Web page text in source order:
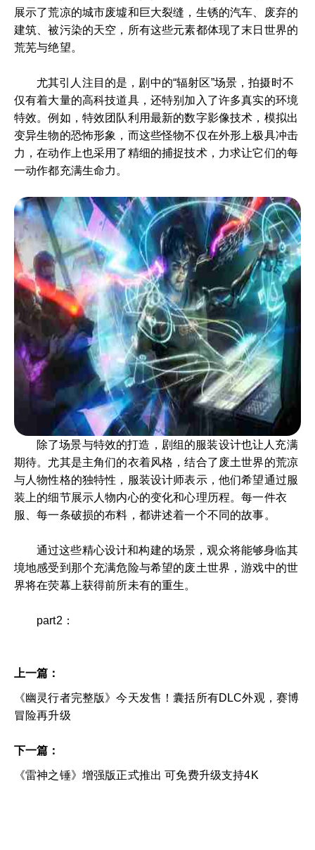
展示了荒凉的城市废墟和巨大裂缝，生锈的汽车、废弃的
建筑、被污染的天空，所有这些元素都体现了末日世界的
荒芜与绝望。
尤其引人注目的是，剧中的“辐射区”场景，拍摄时不
仅有着大量的高科技道具，还特别加入了许多真实的环境
特效。例如，特效团队利用最新的数字影像技术，模拟出
变异生物的恐怖形象，而这些怪物不仅在外形上极具冲击
力，在动作上也采用了精细的捕捉技术，力求让它们的每
一动作都充满生命力。
除了场景与特效的打造，剧组的服装设计也让人充满
期待。尤其是主角们的衣着风格，结合了废土世界的荒凉
与人物性格的独特性，服装设计师表示，他们希望通过服
装上的细节展示人物内心的变化和心理历程。每一件衣
服、每一条破损的布料，都讲述着一个不同的故事。
通过这些精心设计和构建的场景，观众将能够身临其
境地感受到那个充满危险与希望的废土世界，游戏中的世
界将在荧幕上获得前所未有的重生。
part2：
上一篇：
《幽灵行者完整版》今天发售！囊括所有DLC外观，赛博
冒险再升级
下一篇：
《雷神之锤》增强版正式推出 可免费升级支持4K